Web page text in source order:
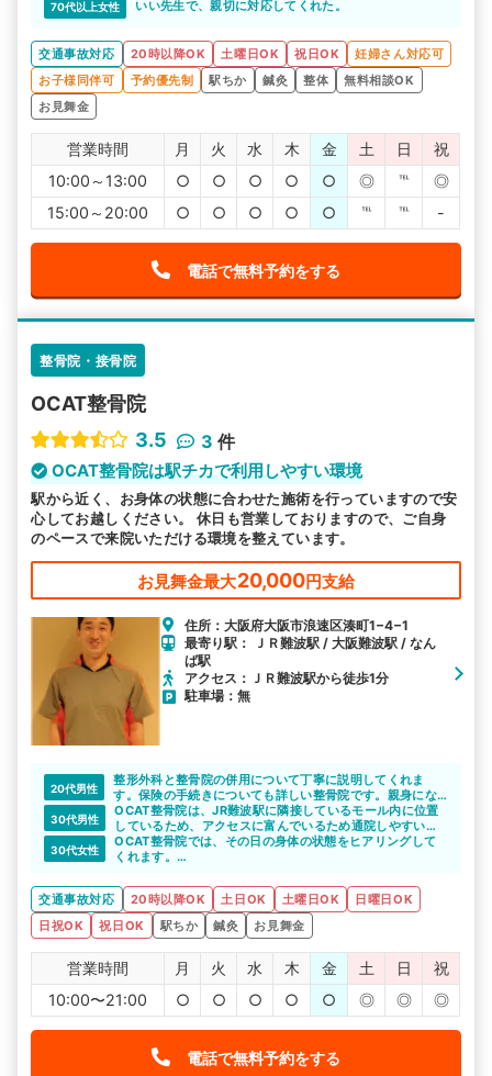
70代以上女性 いい先生で、親切に対応してくれた。
交通事故対応 20時以降OK 土曜日OK 祝日OK
妊婦さん対応可
お子様同伴可
予約優先制 駅ちか 鍼灸 整体
無料相談OK
お見舞金
営業時間 月 火 水 木 金 土 日
祝
10:00～13:00
○ ○ ○ ○ ○ ◎ ℡
◎
15:00～20:00
○ ○ ○ ○ ○ ℡ ℡ -
電話で無料予約をする
整骨院・接骨院
OCAT整骨院
3.5
3 件
OCAT整骨院は駅チカで利用しやすい環境
駅から近く、お身体の状態に合わせた施術を行っていますので安
心してお越しください。 休日も営業しておりますので、ご自身
のペースで来院いただける環境を整えています。
お見舞金最大20,000円支給
住所：大阪府大阪市浪速区湊町1−4−1
最寄り駅： ＪＲ難波駅 / 大阪難波駅 / なん
ば駅
アクセス：ＪＲ難波駅から徒歩1分
駐車場：無
20代男性
整形外科と整骨院の併用について丁寧に説明してくれま
す。保険の手続きについても詳しい整骨院です。親身にな
って相談にのってくれるので、頼りになりますね。
30代男性
OCAT整骨院は、JR難波駅に隣接しているモール内に位置
しているため、アクセスに富んでいるため通院しやすいと
思います。
30代女性
OCAT整骨院では、その日の身体の状態をヒアリングして
くれます。
ます。
交通事故対応 20時以降OK 土日OK 土曜日OK
日曜日OK
日祝OK
祝日OK 駅ちか 鍼灸 お見舞金
営業時間 月 火 水 木 金 土 日
祝
10:00〜21:00
○ ○ ○ ○ ○ ◎ ◎ ◎
電話で無料予約をする